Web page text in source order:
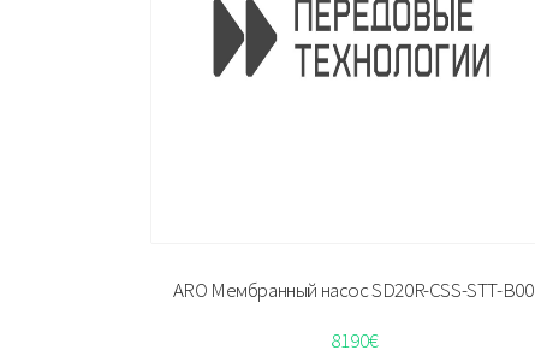
ARO Мембранный насос SD20R-CSS-STT-B00
8190€